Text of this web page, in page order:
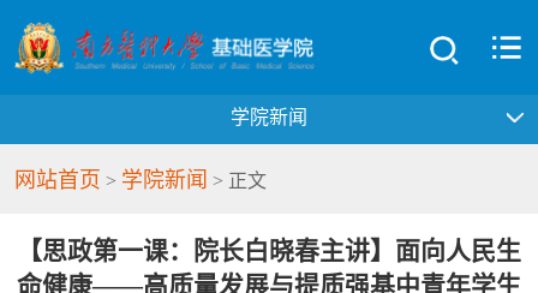
学院新闻
网站首页 > 学院新闻 > 正文
【思政第一课：院长白晓春主讲】面向人民生
命健康——高质量发展与提质强基中青年学生